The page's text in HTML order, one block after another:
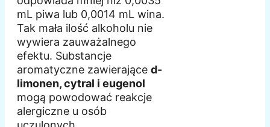
mL piwa lub 0,0014 mL wina.
Tak mała ilość alkoholu nie
wywiera zauważalnego
efektu. Substancje
aromatyczne zawierające d-
limonen, cytral i eugenol
mogą powodować reakcje
alergiczne u osób